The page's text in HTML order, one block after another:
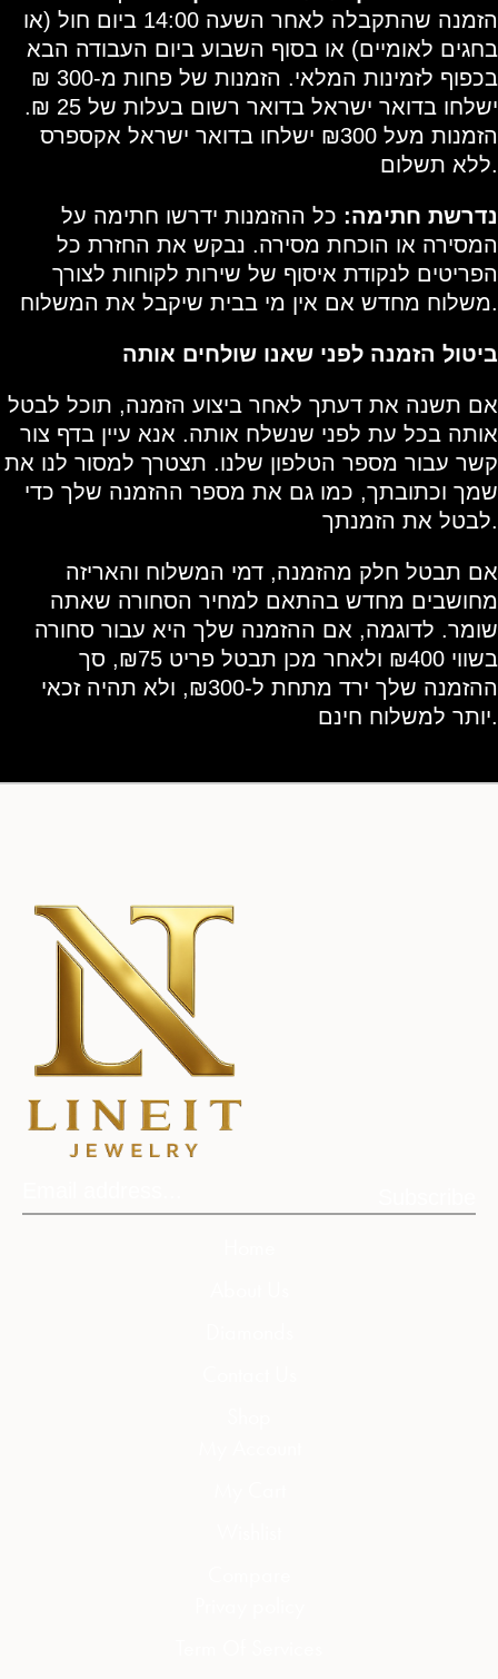
הזמנה שהתקבלה לאחר השעה 14:00 ביום חול (או
בחגים לאומיים) או בסוף השבוע ביום העבודה הבא
בכפוף לזמינות המלאי. הזמנות של פחות מ-300 ₪
ישלחו בדואר ישראל בדואר רשום בעלות של 25 ₪.
הזמנות מעל ₪300 ישלחו בדואר ישראל אקספרס
ללא תשלום.
נדרשת חתימה: כל ההזמנות ידרשו חתימה על
המסירה או הוכחת מסירה. נבקש את החזרת כל
הפריטים לנקודת איסוף של שירות לקוחות לצורך
משלוח מחדש אם אין מי בבית שיקבל את המשלוח.
ביטול הזמנה לפני שאנו שולחים אותה
אם תשנה את דעתך לאחר ביצוע הזמנה, תוכל לבטל
אותה בכל עת לפני שנשלח אותה. אנא עיין בדף צור
קשר עבור מספר הטלפון שלנו. תצטרך למסור לנו את
שמך וכתובתך, כמו גם את מספר ההזמנה שלך כדי
לבטל את הזמנתך.
אם תבטל חלק מהזמנה, דמי המשלוח והאריזה
מחושבים מחדש בהתאם למחיר הסחורה שאתה
שומר. לדוגמה, אם ההזמנה שלך היא עבור סחורה
בשווי ₪400 ולאחר מכן תבטל פריט ₪75, סך
ההזמנה שלך ירד מתחת ל-₪300, ולא תהיה זכאי
יותר למשלוח חינם.